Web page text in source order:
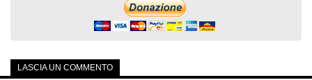
LASCIA UN COMMENTO